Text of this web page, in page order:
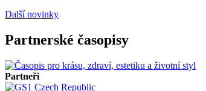
Další novinky
Partnerské časopisy
Partneři